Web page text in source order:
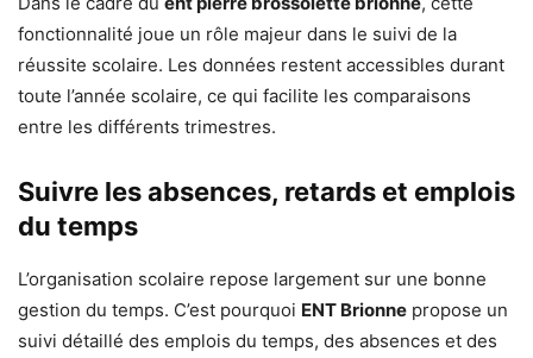
fonctionnalité joue un rôle majeur dans le suivi de la
réussite scolaire. Les données restent accessibles durant
toute l’année scolaire, ce qui facilite les comparaisons
entre les différents trimestres.
Suivre les absences, retards et emplois
du temps
L’organisation scolaire repose largement sur une bonne
gestion du temps. C’est pourquoi ENT Brionne propose un
suivi détaillé des emplois du temps, des absences et des